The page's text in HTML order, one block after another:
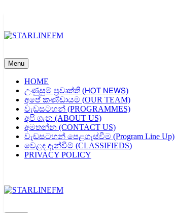
Menu
HOME
උණුසුම් ප්‍රවෘත්ති (𝖧𝖮𝖳 𝖭𝖤𝖶𝖲)
අපේ කණ්ඩායම (OUR TEAM)
වැඩසටහන් (PROGRAMMES)
අපි ගැන (ABOUT US)
අමතන්න (CONTACT US)
වැඩසටහන් පෙළගැස්වීම (Program Line Up)
වෙළද දැන්වීම් (CLASSIFIEDS)
PRIVACY POLICY